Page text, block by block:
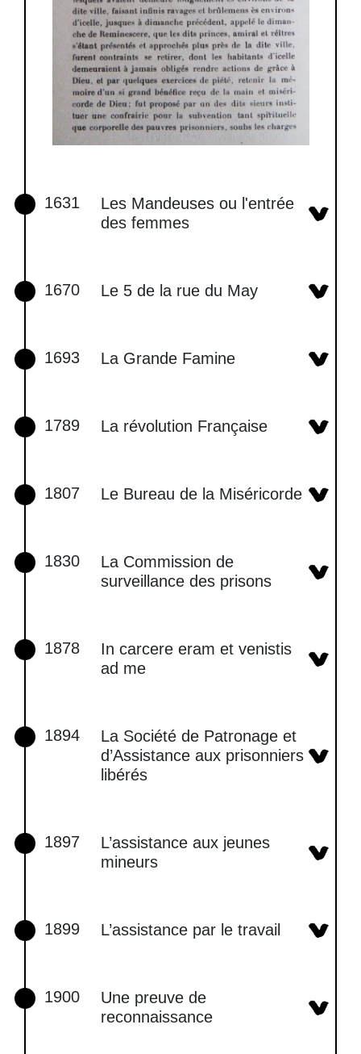
1631
Les Mandeuses ou l'entrée
des femmes
1670 Le 5 de la rue du May
1693 La Grande Famine
1789 La révolution Française
1807 Le Bureau de la Miséricorde
1830
La Commission de
surveillance des prisons
1878
In carcere eram et venistis
ad me
1894
La Société de Patronage et
d’Assistance aux prisonniers
libérés
1897
L’assistance aux jeunes
mineurs
1899 L’assistance par le travail
1900
Une preuve de
reconnaissance